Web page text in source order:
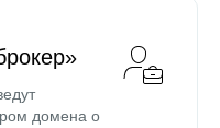
домена о